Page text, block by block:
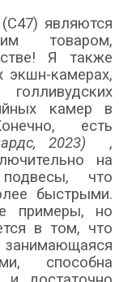
являются
товаром,
Я также
экшн-камерах,
камер в
есть
2023) ,
на
что
быстрыми.
примеры, но
в том, что
способна